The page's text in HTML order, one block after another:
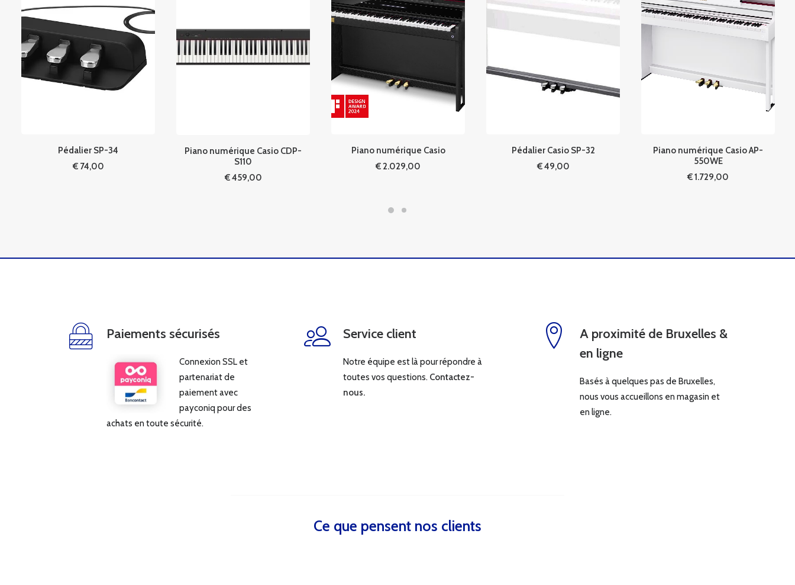
Pédalier SP-34
€74,00
Piano numérique Casio CDP-
S110
€459,00
Piano numérique Casio
€2.029,00
Pédalier Casio SP-32
€49,00
Piano numérique Casio AP-
550WE
€1.729,00
Paiements sécurisés
Connexion SSL et
partenariat de
paiement avec
payconiq pour des
achats en toute sécurité.
Service client
Notre équipe est là pour répondre à
toutes vos questions. Contactez-
nous.
A proximité de Bruxelles &
en ligne
Basés à quelques pas de Bruxelles,
nous vous accueillons en magasin et
en ligne.
Ce que pensent nos clients